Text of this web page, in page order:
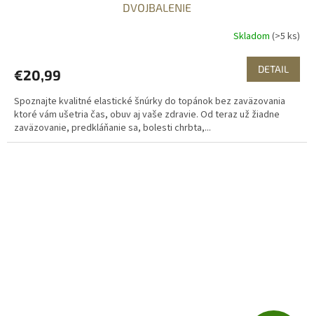
DVOJBALENIE
Skladom (>5 ks)
€20,99 DETAIL
Spoznajte kvalitné elastické šnúrky do topánok bez zaväzovania
ktoré vám ušetria čas, obuv aj vaše zdravie. Od teraz už žiadne
zaväzovanie, predkláňanie sa, bolesti chrbta,...